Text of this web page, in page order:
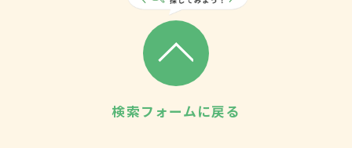
検索フォームに戻る